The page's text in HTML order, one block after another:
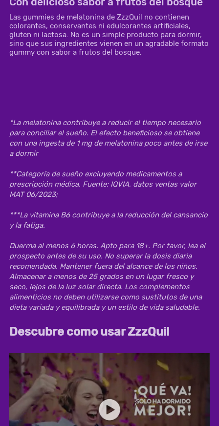
Las gummies de melatonina de ZzzQuil no contienen
colorantes, conservantes ni edulcorantes artificiales,
gluten ni lactosa. No es un simple producto para dormir,
sino que sus ingredientes vienen en un agradable formato
gummy con sabor a frutos del bosque.
*La melatonina contribuye a reducir el tiempo necesario
para conciliar el sueño. El efecto beneficioso se obtiene
con una ingesta de 1 mg de melatonina poco antes de irse
a dormir
**Categoría de sueño excluyendo medicamentos a
prescripción médica. Fuente: IQVIA, datos ventas valor
MAT 06/2023;
***La vitamina B6 contribuye a la reducción del cansancio
y la fatiga.
Duerma al menos 6 horas. Apto para 18+. Por favor, lea el
prospecto antes de su uso. No superar la dosis diaria
recomendada. Mantener fuera del alcance de los niños.
Almacenar a menos de 25 grados en un lugar fresco y
seco, lejos de la luz solar directa. Los complementos
alimenticios no deben utilizarse como sustitutos de una
dieta variada y equilibrada y un estilo de vida saludable.
Descubre como usar ZzzQuil